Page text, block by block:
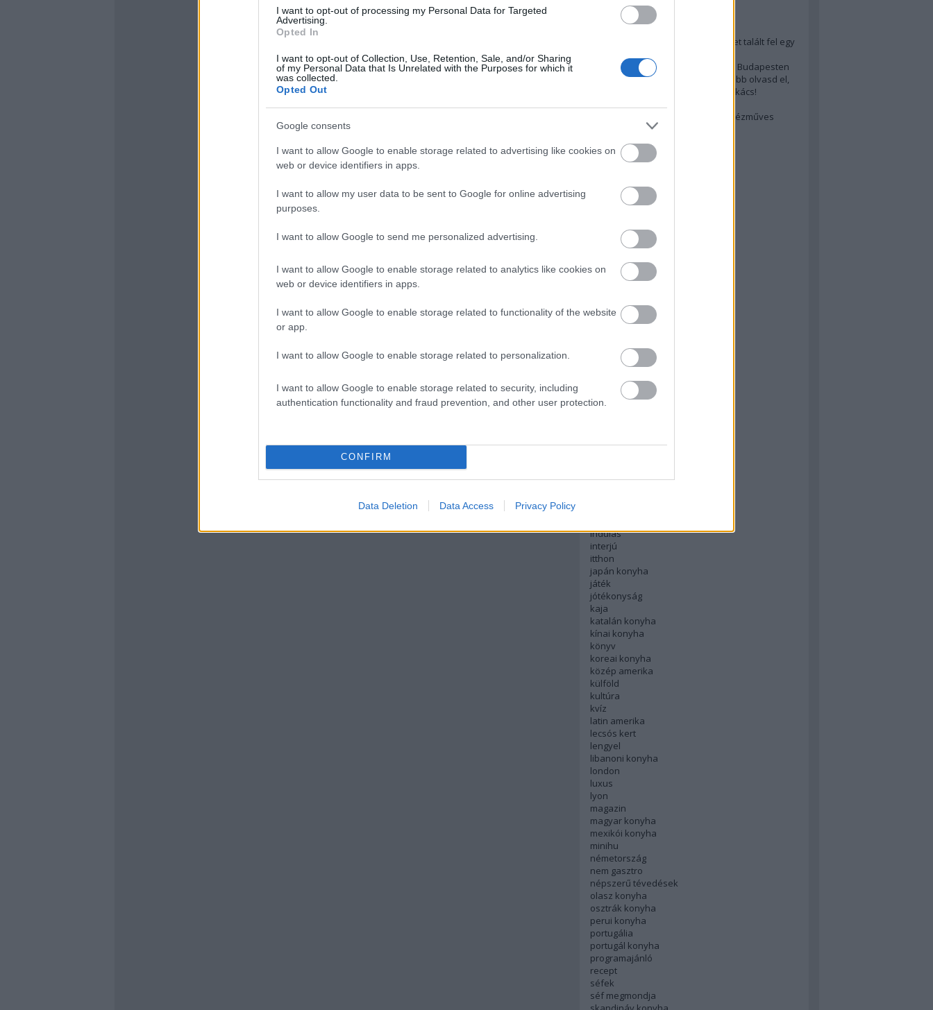
I want to opt-out of processing my Personal Data for Targeted
Advertising.
Opted In
I want to opt-out of Collection, Use, Retention, Sale, and/or Sharing
of my Personal Data that Is Unrelated with the Purposes for which it
was collected.
Opted Out
Google consents
I want to allow Google to enable storage related to advertising like cookies on
web or device identifiers in apps.
I want to allow my user data to be sent to Google for online advertising
purposes.
I want to allow Google to send me personalized advertising.
I want to allow Google to enable storage related to analytics like cookies on
web or device identifiers in apps.
I want to allow Google to enable storage related to functionality of the website
or app.
I want to allow Google to enable storage related to personalization.
I want to allow Google to enable storage related to security, including
authentication functionality and fraud prevention, and other user protection.
CONFIRM
Data Deletion Data Access Privacy Policy
TOP5
Annyira menő Budapest-térképet talált fel egy
A 10 legjobb (elérhető árú) ebéd Budapesten
Szakács akarsz lenni? Akkor előbb olvasd el,
mit gondol erről egy magyar szakács!
Budapest rejtett kincsei: orosz kézműves
afrikai konyha
ázsiai konyha
baszk konyha
belgium
bocusedor
bocuse dor
dél amerika
english
északi konyha
francia konyha
holland konyha
indulás
interjú
itthon
japán konyha
játék
jótékonyság
kaja
katalán konyha
kínai konyha
könyv
koreai konyha
közép amerika
külföld
kultúra
kvíz
latin amerika
lecsós kert
lengyel
libanoni konyha
london
luxus
lyon
magazin
magyar konyha
mexikói konyha
minihu
németország
nem gasztro
népszerű tévedések
olasz konyha
osztrák konyha
perui konyha
portugália
portugál konyha
programajánló
recept
séfek
séf megmondja